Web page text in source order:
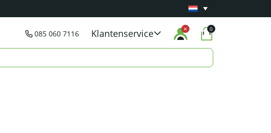
Carry-in garantie
085 060 7116 Klantenservice 0